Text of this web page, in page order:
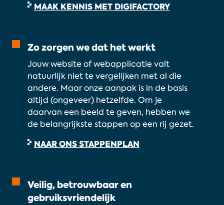
MAAK KENNIS MET DIGIFACTORY
Zo zorgen we dat het werkt
Jouw website of webapplicatie valt
natuurlijk niet te vergelijken met al die
andere. Maar onze aanpak is in de basis
altijd (ongeveer) hetzelfde. Om je
daarvan een beeld te geven, hebben we
de belangrijkste stappen op een rij gezet.
NAAR ONS STAPPENPLAN
Veilig, betrouwbaar en
gebruiksvriendelijk